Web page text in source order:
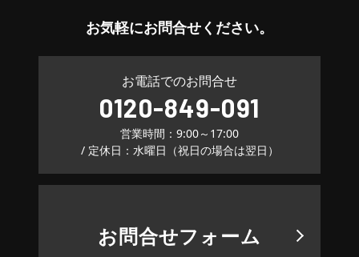
お気軽にお問合せください。
お電話でのお問合せ
0120-849-091
営業時間：9:00～17:00
/ 定休日：水曜日（祝日の場合は翌日）
お問合せフォーム